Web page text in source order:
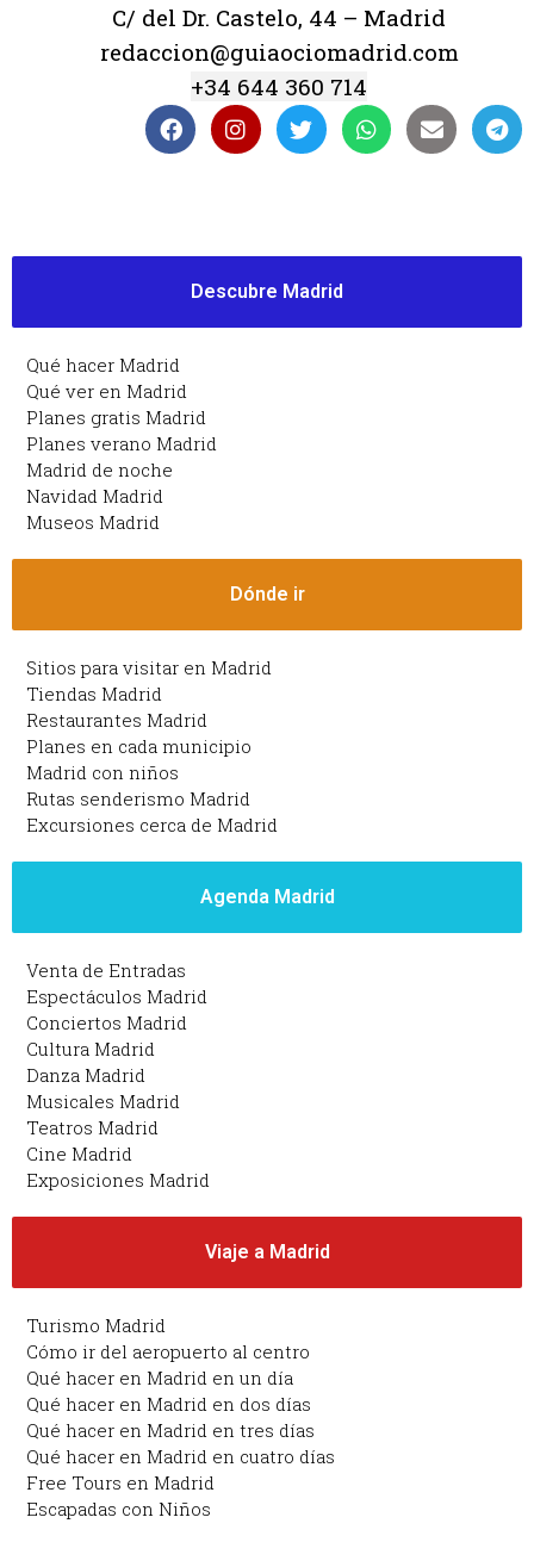
C/ del Dr. Castelo, 44 – Madrid
redaccion@guiaociomadrid.com
+34 644 360 714
Descubre Madrid
Qué hacer Madrid
Qué ver en Madrid
Planes gratis Madrid
Planes verano Madrid
Madrid de noche
Navidad Madrid
Museos Madrid
Dónde ir
Sitios para visitar en Madrid
Tiendas Madrid
Restaurantes Madrid
Planes en cada municipio
Madrid con niños
Rutas senderismo Madrid
Excursiones cerca de Madrid
Agenda Madrid
Venta de Entradas
Espectáculos Madrid
Conciertos Madrid
Cultura Madrid
Danza Madrid
Musicales Madrid
Teatros Madrid
Cine Madrid
Exposiciones Madrid
Viaje a Madrid
Turismo Madrid
Cómo ir del aeropuerto al centro
Qué hacer en Madrid en un día
Qué hacer en Madrid en dos días
Qué hacer en Madrid en tres días
Qué hacer en Madrid en cuatro días
Free Tours en Madrid
Escapadas con Niños